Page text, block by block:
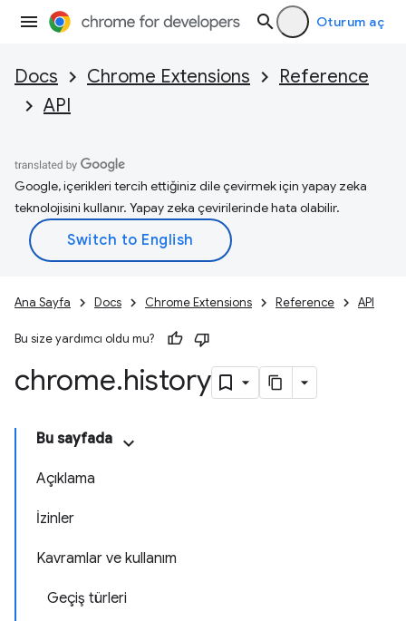
Oturum aç
Docs Chrome Extensions
Reference
API
Google, içerikleri tercih ettiğiniz dile çevirmek için yapay zeka
teknolojisini kullanır. Yapay zeka çevirilerinde hata olabilir.
Ana Sayfa Docs Chrome Extensions Reference API
Bu size yardımcı oldu mu?
chrome.history
Bu sayfada
Açıklama
İzinler
Kavramlar ve kullanım
Geçiş türleri